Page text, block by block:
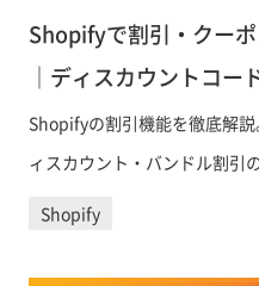
Shopifyで割引・クー
｜ディスカウントコー
用術
Shopifyの割引機能を徹底解
ィスカウント・バンドル割引
なげるセール戦略・よくある
Shopify